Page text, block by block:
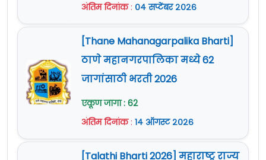
अंतिम दिनांक : ०४ सप्टेंबर २०२६
[Thane Mahanagarpalika Bharti]
ठाणे महानगरपालिका मध्ये 62
जागांसाठी भरती 2026
एकूण जागा : 62
अंतिम दिनांक : १४ ऑगस्ट २०२६